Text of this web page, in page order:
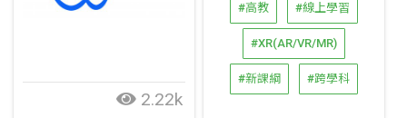
#高教 #線上學習
#XR(AR/VR/MR)
#新課綱 #跨學科
2.22k